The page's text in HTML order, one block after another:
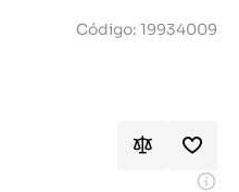
Código: 19934009